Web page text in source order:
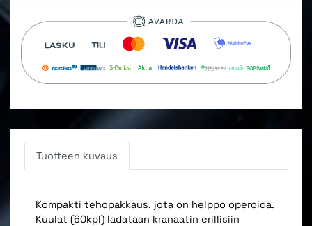
Tuotteen kuvaus
Kompakti tehopakkaus, jota on helppo operoida.
Kuulat (60kpl) ladataan kranaatin erillisiin